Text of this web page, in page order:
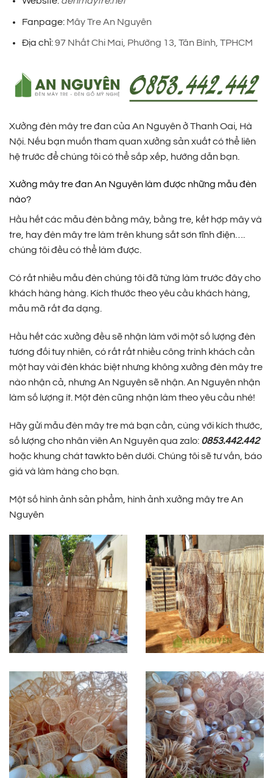
Fanpage: Mây Tre An Nguyên
Địa chỉ:97 Nhất Chi Mai, Phường 13, Tân Bình, TPHCM
Xưởng đèn mây tre đan của An Nguyên ở Thanh Oai, Hà
Nội. Nếu bạn muốn tham quan xưởng sản xuất có thể liên
hệ trước để chúng tôi có thể sắp xếp, hướng dẫn bạn.
Xưởng mây tre đan An Nguyên làm được những mẫu đèn
nào?
Hầu hết các mẫu đèn bằng mây, bằng tre, kết hợp mây và
tre, hay đèn mây tre làm trên khung sắt sơn tĩnh điện….
chúng tôi đều có thể làm được.
Có rất nhiều mẫu đèn chúng tôi đã từng làm trước đây cho
khách hàng hàng. Kích thước theo yêu cầu khách hàng,
mẫu mã rất đa dạng.
Hầu hết các xưởng đều sẽ nhận làm với một số lượng đèn
tương đối tuy nhiên, có rất rất nhiều công trình khách cần
một hay vài đèn khác biệt nhưng không xưởng đèn mây tre
nào nhận cả, nhưng An Nguyên sẽ nhận. An Nguyên nhận
làm số lượng ít. Một đèn cũng nhận làm theo yêu cầu nhé!
Hãy gửi mẫu đèn mây tre mà bạn cần, cùng với kích thước,
số lượng cho nhân viên An Nguyên qua zalo: 0853.442.442
hoặc khung chát tawkto bên dưới. Chúng tôi sẽ tư vấn, báo
giá và làm hàng cho bạn.
Một số hình ảnh sản phẩm, hình ảnh xưởng mây tre An
Nguyên